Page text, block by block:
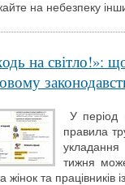
на небезпеку
на світло!»:
У період
правила
укладання
тижня
жінок та працівників із